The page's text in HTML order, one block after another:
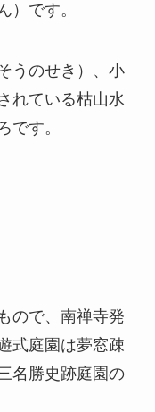
）です。
うのせき）、小
れている枯山水
です。
ので、南禅寺発
式庭園は夢窓疎
名勝史跡庭園の